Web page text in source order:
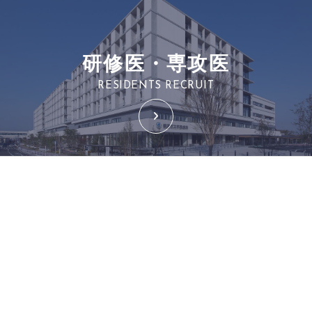
研修医・専攻医
RESIDENTS RECRUIT